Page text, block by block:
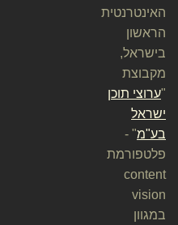
האינטרנטית
הראשון
בישראל,
מקבוצת
ערוצי תוכן
ישראל
בע"מ" -
פלטפורמת
content
vision
במגוון